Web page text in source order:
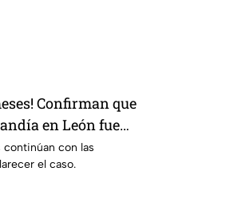
Confirman que
en León fue
continúan con las
el caso.